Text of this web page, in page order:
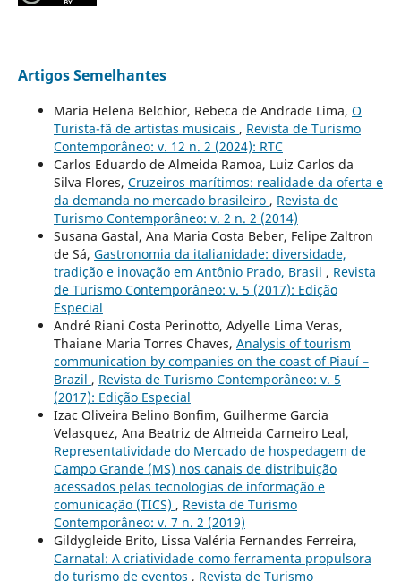
Artigos Semelhantes
Maria Helena Belchior, Rebeca de Andrade Lima, O
Turista-fã de artistas musicais , Revista de Turismo
Contemporâneo: v. 12 n. 2 (2024): RTC
Carlos Eduardo de Almeida Ramoa, Luiz Carlos da
Silva Flores, Cruzeiros marítimos: realidade da oferta e
da demanda no mercado brasileiro , Revista de
Turismo Contemporâneo: v. 2 n. 2 (2014)
Susana Gastal, Ana Maria Costa Beber, Felipe Zaltron
de Sá, Gastronomia da italianidade: diversidade,
tradição e inovação em Antônio Prado, Brasil , Revista
de Turismo Contemporâneo: v. 5 (2017): Edição
Especial
André Riani Costa Perinotto, Adyelle Lima Veras,
Thaiane Maria Torres Chaves, Analysis of tourism
communication by companies on the coast of Piauí –
Brazil , Revista de Turismo Contemporâneo: v. 5
(2017): Edição Especial
Izac Oliveira Belino Bonfim, Guilherme Garcia
Velasquez, Ana Beatriz de Almeida Carneiro Leal,
Representatividade do Mercado de hospedagem de
Campo Grande (MS) nos canais de distribuição
acessados pelas tecnologias de informação e
comunicação (TICS) , Revista de Turismo
Contemporâneo: v. 7 n. 2 (2019)
Gildygleide Brito, Lissa Valéria Fernandes Ferreira,
Carnatal: A criatividade como ferramenta propulsora
do turismo de eventos , Revista de Turismo